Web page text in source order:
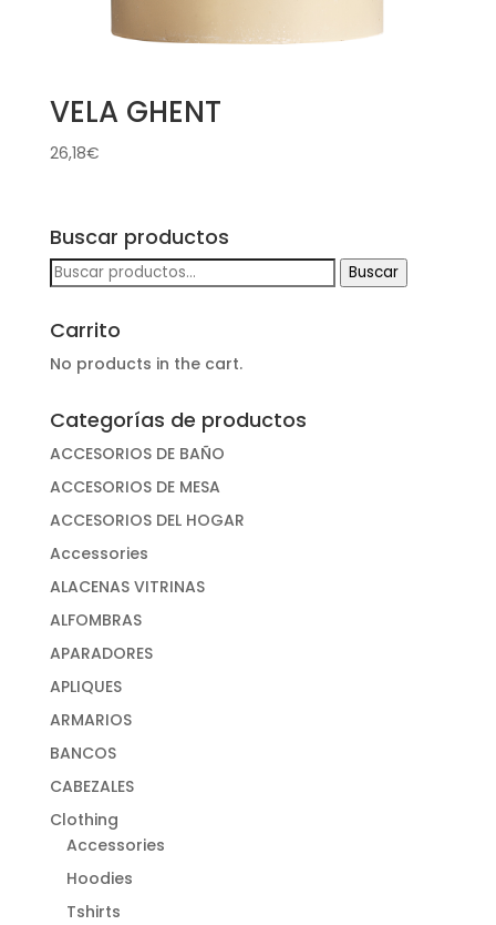
VELA GHENT
26,18€
Buscar productos
Buscar
por:
Buscar
Carrito
No products in the cart.
Categorías de productos
ACCESORIOS DE BAÑO
ACCESORIOS DE MESA
ACCESORIOS DEL HOGAR
Accessories
ALACENAS VITRINAS
ALFOMBRAS
APARADORES
APLIQUES
ARMARIOS
BANCOS
CABEZALES
Clothing
Accessories
Hoodies
Tshirts